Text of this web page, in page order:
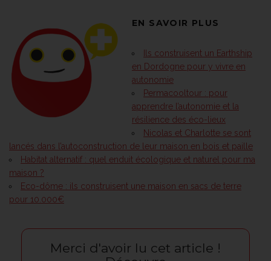
EN SAVOIR PLUS
Ils construisent un Earthship
en Dordogne pour y vivre en
autonomie
Permacooltour : pour
apprendre l’autonomie et la
résilience des éco-lieux
Nicolas et Charlotte se sont
lancés dans l’autoconstruction de leur maison en bois et paille
Habitat alternatif : quel enduit écologique et naturel pour ma
maison ?
Eco-dôme : ils construisent une maison en sacs de terre
pour 10.000€
Merci d'avoir lu cet article !